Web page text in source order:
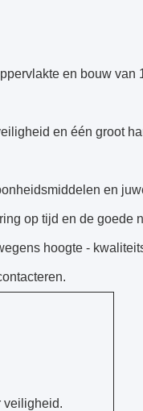
en bouw van
en één groot
en
op tijd en de goede
hoogte -
veiligheid.